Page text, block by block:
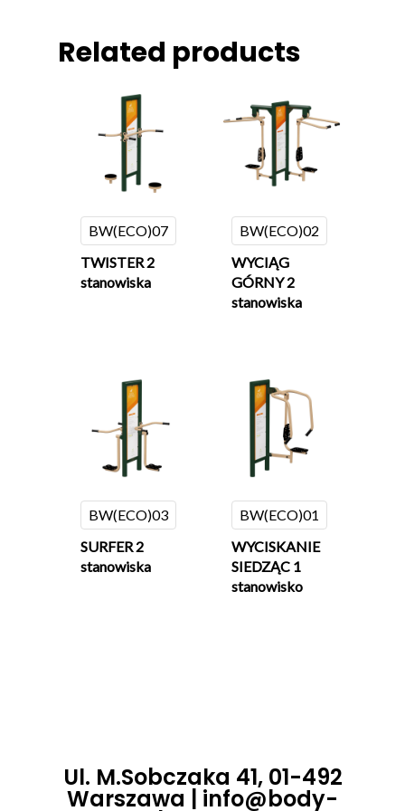
Related products
BW(ECO)07
TWISTER 2
stanowiska
BW(ECO)02
WYCIĄG
GÓRNY 2
stanowiska
BW(ECO)03
SURFER 2
stanowiska
BW(ECO)01
WYCISKANIE
SIEDZĄC 1
stanowisko
Ul. M.Sobczaka 41, 01-492
Warszawa | info@body-